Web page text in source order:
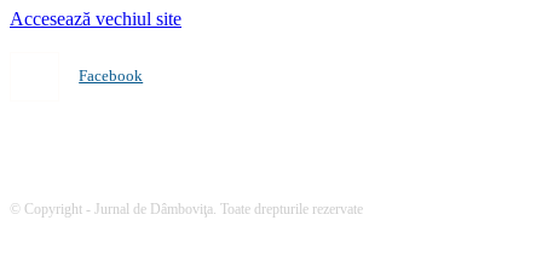
Accesează vechiul site
Facebook
© Copyright - Jurnal de Dâmboviţa. Toate drepturile rezervate